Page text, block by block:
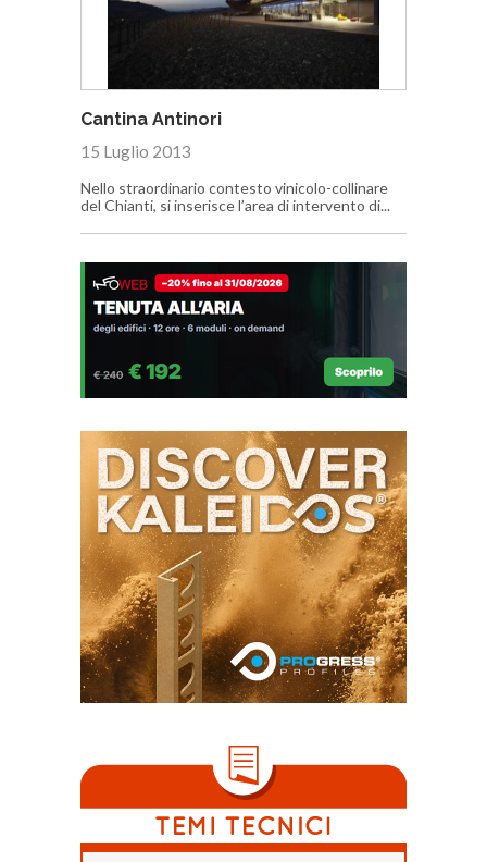
Cantina Antinori
15 Luglio 2013
Nello straordinario contesto vinicolo-collinare
del Chianti, si inserisce l’area di intervento di...